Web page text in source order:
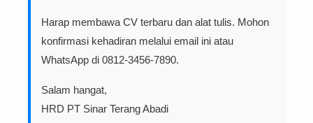
Harap membawa CV terbaru dan alat tulis. Mohon
konfirmasi kehadiran melalui email ini atau
WhatsApp di 0812-3456-7890.
Salam hangat,
HRD PT Sinar Terang Abadi